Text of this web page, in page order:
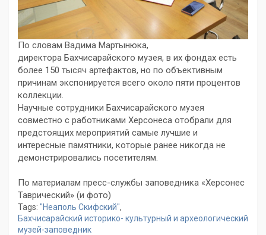
По словам Вадима Мартынюка,
директора Бахчисарайского музея, в их фондах есть
более 150 тысяч артефактов, но по объективным
причинам экспонируется всего около пяти процентов
коллекции.
Научные сотрудники Бахчисарайского музея
совместно с работниками Херсонеса отобрали для
предстоящих мероприятий самые лучшие и
интересные памятники, которые ранее никогда не
демонстрировались посетителям.
По материалам пресс-службы заповедника «Херсонес
Таврический» (и фото)
Tags: "Неаполь Скифский",
Бахчисарайский историко- культурный и археологический
музей-заповедник